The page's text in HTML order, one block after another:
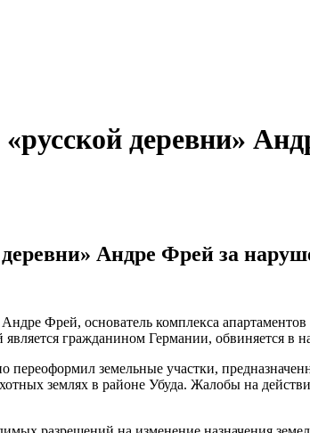
деревни»
Андре Фрей за
Фрей, основатель комплекса
гражданином Германии, обвиняется в
земельные участки,
землях в районе Убуда. Жалобы на